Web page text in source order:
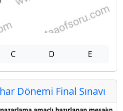
C D E
Dönemi Final Sınavı